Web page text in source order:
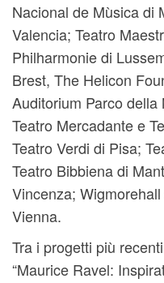
Nacional de Mùsica di
Valencia; Teatro
Philharmonie di
Brest, The Helicon
Auditorium Parco della
Teatro Mercadante e
Teatro Verdi di Pisa;
Teatro Bibbiena di
Vincenza;
Vienna.
Tra i progetti più
“Maurice Ravel: